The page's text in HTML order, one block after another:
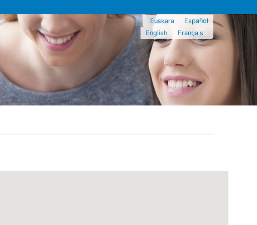
Euskara
Español
English
Français